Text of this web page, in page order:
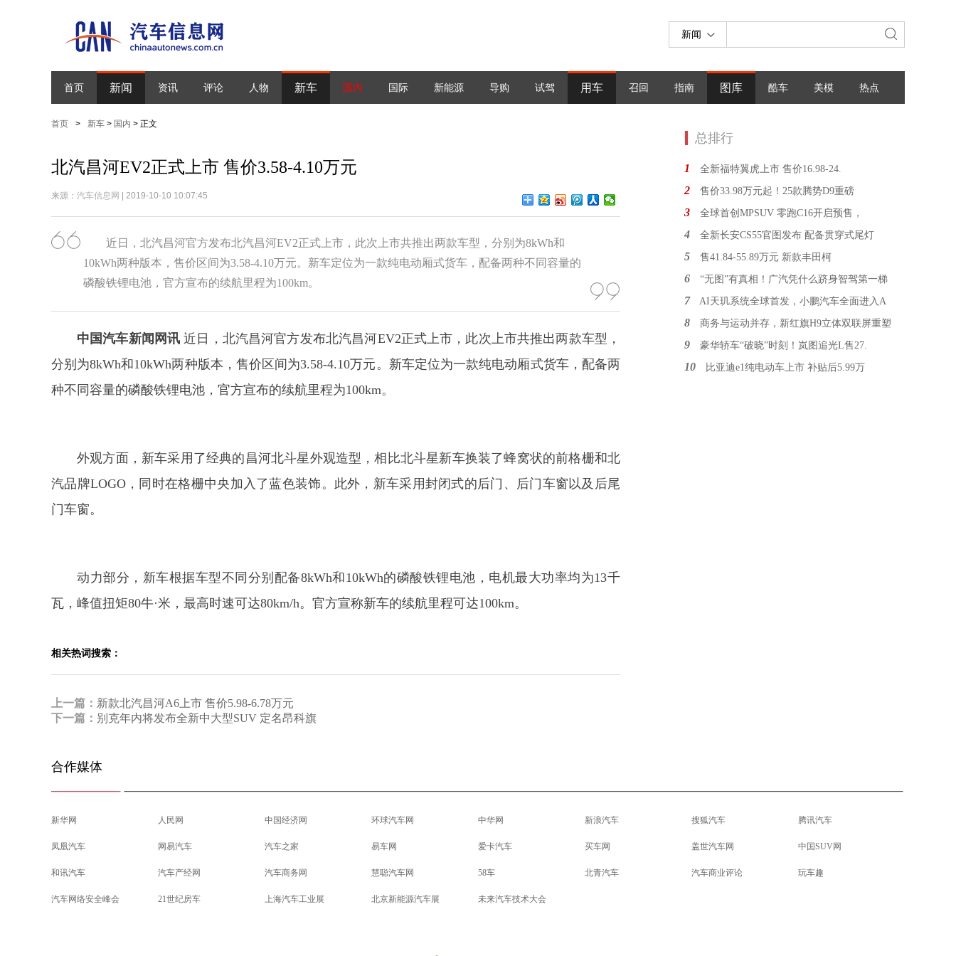
新闻
首页 新闻 资讯 评论 人物 新车 国内 国际 新能源 导购 试驾 用车 召回 指南 图库 酷车 美模 热点
首页 > 新车 > 国内 > 正文
北汽昌河EV2正式上市 售价3.58-4.10万元
来源： 汽车信息网 | 2019-10-10 10:07:45
近日，北汽昌河官方发布北汽昌河EV2正式上市，此次上市共推出两款车型，分别为8kWh和
10kWh两种版本，售价区间为3.58-4.10万元。新车定位为一款纯电动厢式货车，配备两种不同容量的
磷酸铁锂电池，官方宣布的续航里程为100km。
中国汽车新闻网讯近日，北汽昌河官方发布北汽昌河EV2正式上市，此次上市共推出两款车型，
分别为8kWh和10kWh两种版本，售价区间为3.58-4.10万元。新车定位为一款纯电动厢式货车，配备两
种不同容量的磷酸铁锂电池，官方宣布的续航里程为100km。
外观方面，新车采用了经典的昌河北斗星外观造型，相比北斗星新车换装了蜂窝状的前格栅和北
汽品牌LOGO，同时在格栅中央加入了蓝色装饰。此外，新车采用封闭式的后门、后门车窗以及后尾
门车窗。
动力部分，新车根据车型不同分别配备8kWh和10kWh的磷酸铁锂电池，电机最大功率均为13千
瓦，峰值扭矩80牛·米，最高时速可达80km/h。官方宣称新车的续航里程可达100km。
相关热词搜索：
上一篇： 新款北汽昌河A6上市 售价5.98-6.78万元
下一篇： 别克年内将发布全新中大型SUV 定名昂科旗
总排行
1 全新福特翼虎上市 售价16.98-24.
2 售价33.98万元起！25款腾势D9重磅
3 全球首创MPSUV 零跑C16开启预售，
4 全新长安CS55官图发布 配备贯穿式尾灯
5 售41.84-55.89万元 新款丰田柯
6 “无图”有真相！广汽凭什么跻身智驾第一梯
7 AI天玑系统全球首发，小鹏汽车全面进入A
8 商务与运动并存，新红旗H9立体双联屏重塑
9 豪华轿车“破晓”时刻！岚图追光L售27.
10 比亚迪e1纯电动车上市 补贴后5.99万
合作媒体
新华网 人民网 中国经济网 环球汽车网 中华网 新浪汽车 搜狐汽车 腾讯汽车
凤凰汽车 网易汽车 汽车之家 易车网 爱卡汽车 买车网 盖世汽车网 中国SUV网
和讯汽车 汽车产经网 汽车商务网 慧聪汽车网 58车 北青汽车 汽车商业评论 玩车趣
汽车网络安全峰会 21世纪房车 上海汽车工业展 北京新能源汽车展 未来汽车技术大会